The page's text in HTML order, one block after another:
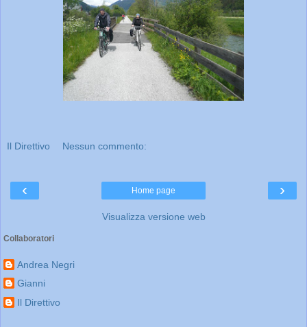
Il Direttivo Nessun commento:
‹ ›
Home page
Visualizza versione web
Collaboratori
Andrea Negri
Gianni
Il Direttivo